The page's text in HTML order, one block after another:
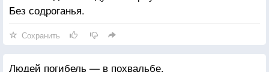
Без содроганья.
Сохранить
Людей погибель — в похвальбе,